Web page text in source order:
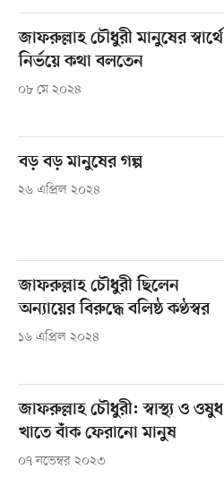
জাফরুল্লাহ চৌধুরী মানুষের স্বার্থে
নির্ভয়ে কথা বলতেন
০৮ মে ২০২৪
বড় বড় মানুষের গল্প
২৬ এপ্রিল ২০২৪
জাফরুল্লাহ চৌধুরী ছিলেন
অন্যায়ের বিরুদ্ধে বলিষ্ঠ কণ্ঠস্বর
১৬ এপ্রিল ২০২৪
জাফরুল্লাহ চৌধুরী: স্বাস্থ্য ও ওষুধ
খাতে বাঁক ফেরানো মানুষ
০৭ নভেম্বর ২০২৩